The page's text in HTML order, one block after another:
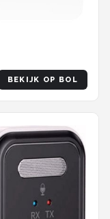
BEKIJK OP BOL